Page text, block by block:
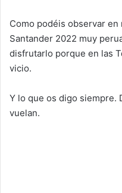
Como podéis observar
Santander 2022 muy
disfrutarlo porque en las
vicio.
Y lo que os digo siempre.
vuelan.